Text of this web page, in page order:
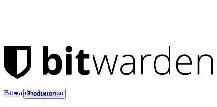
Producten
Bitwarden-bronnen